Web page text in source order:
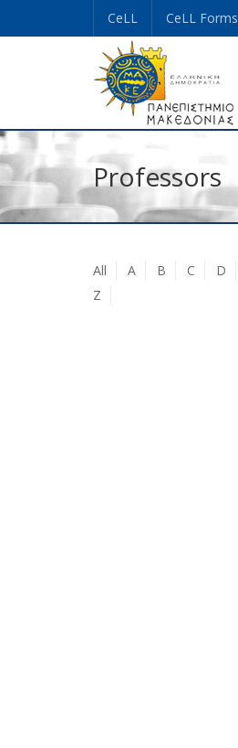
CeLL CeLL Forms
Professors
All A B C D
Z